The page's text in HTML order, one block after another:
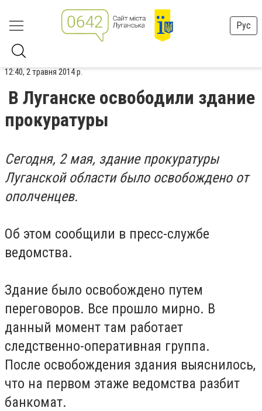
Рус
12:40, 2 травня 2014 р.
В Луганске освободили здание
прокуратуры
Сегодня, 2 мая, здание прокуратуры
Луганской области было освобождено от
ополченцев.
Об этом сообщили в пресс-службе
ведомства.
Здание было освобождено путем
переговоров. Все прошло мирно. В
данный момент там работает
следственно-оперативная группа.
После освобождения здания выяснилось,
что на первом этаже ведомства разбит
банкомат.